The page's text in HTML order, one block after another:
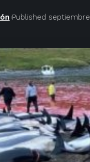
Published septiembre